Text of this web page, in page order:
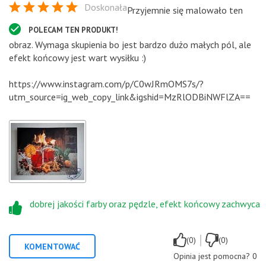
Doskonała
POLECAM TEN PRODUKT!
Przyjemnie się malowało ten
obraz. Wymaga skupienia bo jest bardzo dużo małych pól, ale
efekt końcowy jest wart wysiłku :)
https://www.instagram.com/p/C0wJRmOMS7s/?
utm_source=ig_web_copy_link&igshid=MzRlODBiNWFlZA==
dobrej jakości farby oraz pędzle, efekt końcowy zachwyca
KOMENTOWAĆ
(0) |
(0)
Opinia jest pomocna? 0